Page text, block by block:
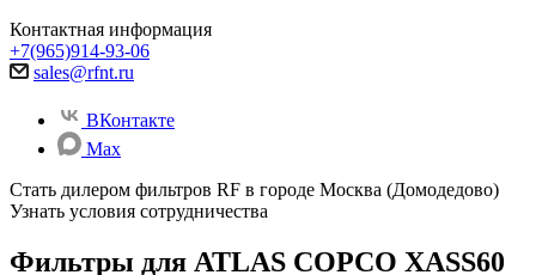
Контактная информация
+7(965)914-93-06
sales@rfnt.ru
ВКонтакте
Max
Стать дилером фильтров RF в городе Москва (Домодедово)
Узнать условия сотрудничества
Фильтры для ATLAS COPCO XASS60